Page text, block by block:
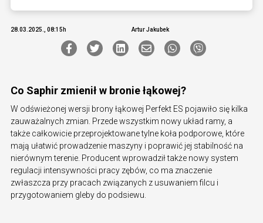
28.03.2025., 08:15h Artur Jakubek
Co Saphir zmienił w bronie łąkowej?
W odświeżonej wersji brony łąkowej Perfekt ES pojawiło się kilka
zauważalnych zmian. Przede wszystkim nowy układ ramy, a
także całkowicie przeprojektowane tylne koła podporowe, które
mają ułatwić prowadzenie maszyny i poprawić jej stabilność na
nierównym terenie. Producent wprowadził także nowy system
regulacji intensywności pracy zębów, co ma znaczenie
zwłaszcza przy pracach związanych z usuwaniem filcu i
przygotowaniem gleby do podsiewu.